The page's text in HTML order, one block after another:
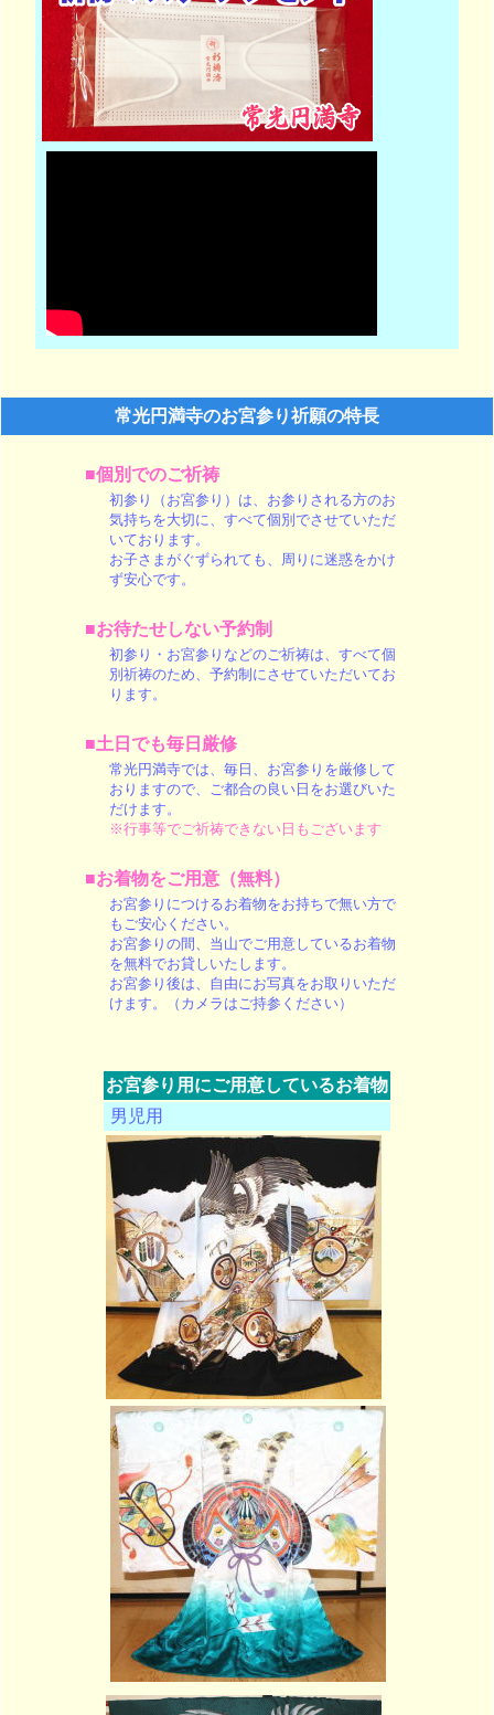
常光円満寺のお宮参り祈願の特長
■個別でのご祈祷
初参り（お宮参り）は、お参りされる方のお
気持ちを大切に、すべて個別でさせていただ
いております。
お子さまがぐずられても、周りに迷惑をかけ
ず安心です。
■お待たせしない予約制
初参り・お宮参りなどのご祈祷は、すべて個
別祈祷のため、予約制にさせていただいてお
ります。
■土日でも毎日厳修
常光円満寺では、毎日、お宮参りを厳修して
おりますので、ご都合の良い日をお選びいた
だけます。
※行事等でご祈祷できない日もございます
■お着物をご用意（無料）
お宮参りにつけるお着物をお持ちで無い方で
もご安心ください。
お宮参りの間、当山でご用意しているお着物
を無料でお貸しいたします。
お宮参り後は、自由にお写真をお取りいただ
けます。（カメラはご持参ください）
お宮参り用にご用意しているお着物
男児用